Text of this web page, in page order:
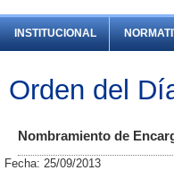
INSTITUCIONAL
Orden del
Nombramiento de
Fecha: 25/09/2013